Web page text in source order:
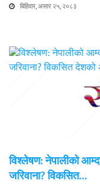
बिहिवार, असार २५, २०८३
विश्लेषण: नेपालीको
जरिवाना? विकसित…